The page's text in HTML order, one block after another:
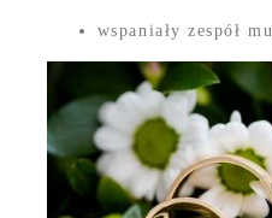
wspaniały zespół